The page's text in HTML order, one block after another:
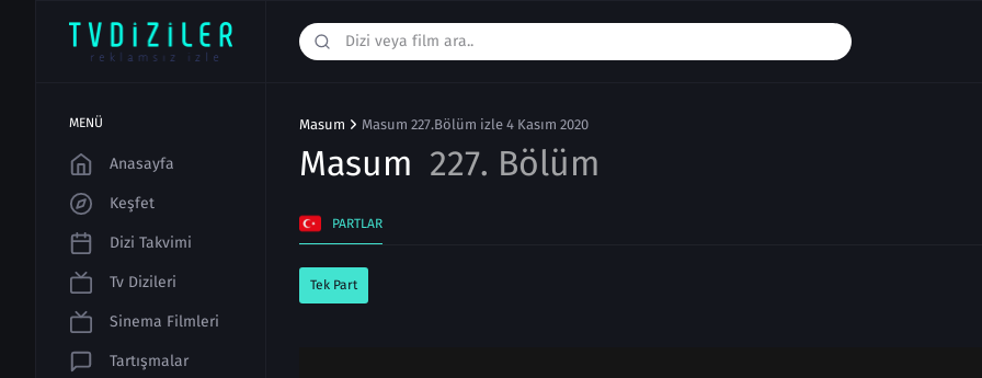
MENÜ
Anasayfa
Keşfet
Dizi Takvimi
Tv Dizileri
Sinema Filmleri
Tartışmalar
Masum Masum 227.Bölüm izle 4 Kasım 2020
Masum 227. Bölüm
PARTLAR
Tek Part